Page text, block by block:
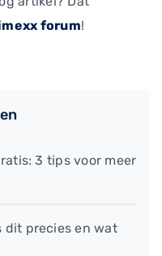
forum!
3 tips voor meer
dit precies en wat